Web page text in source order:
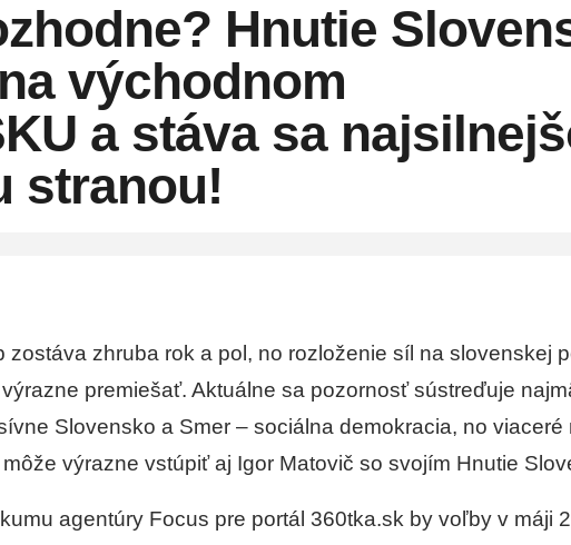
Hnutie
východnom
a stáva sa
stranou!
zostáva zhruba rok a pol, no rozloženie síl na slovenskej
premiešať. Aktuálne sa pozornosť sústreďuje
Slovensko a Smer – sociálna demokracia, no viaceré
výrazne vstúpiť aj Igor Matovič so svojím Hnutie
agentúry Focus pre portál 360tka.sk by voľby v máji